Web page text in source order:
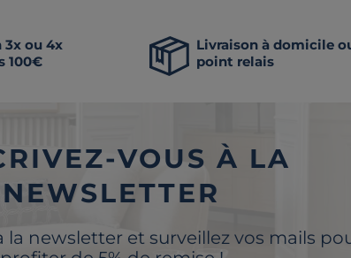
3x ou 4x
100€
Livraison à domicile
point relais
VOUS À LA
NEWSLETTER
la newsletter et surveillez vos mails